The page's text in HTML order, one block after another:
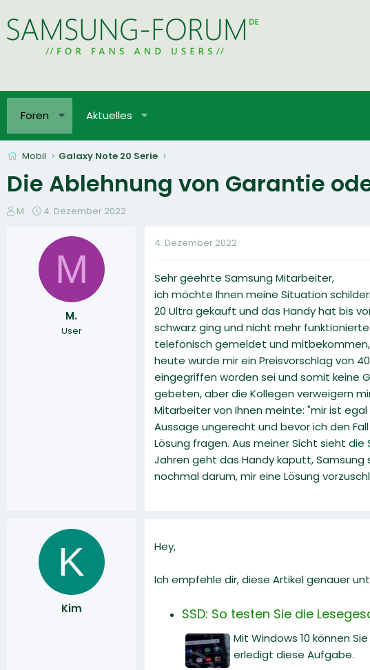
Foren Aktuelles
Mobil Galaxy Note 20 Serie
Die Ablehnung von Garantie
E
M.
E
t
l
4. Dezember 2022
M
M.
User
4. Dezember 2022
Sehr geehrte Samsung Mitarbeiter,
ich möchte Ihnen meine Situation
20 Ultra gekauft und das Handy hat bis
schwarz ging und nicht mehr
telefonisch gemeldet und mitbekommen,
heute wurde mir ein Preisvorschlag von
eingegriffen worden sei und somit keine
gebeten, aber die Kollegen verweigern
Mitarbeiter von Ihnen meinte: "mir ist
Aussage ungerecht und bevor ich den
Lösung fragen. Aus meiner Sicht sieht
Jahren geht das Handy kaputt,
nochmal darum, mir eine Lösung
K
Kim
Hey,
Ich empfehle dir, diese Artikel genauer
SSD: So testen Sie die
Mit Windows 10 können
erledigt diese Aufgabe.